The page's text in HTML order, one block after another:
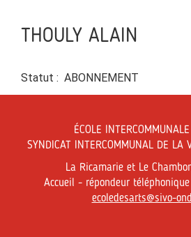
THOULY ALAIN
Statut : ABONNEMENT
ÉCOLE
SYNDICAT INTERCOMMUNAL DE LA
La Ricamarie et Le
Accueil - répondeur
ecoledesarts@sivo-